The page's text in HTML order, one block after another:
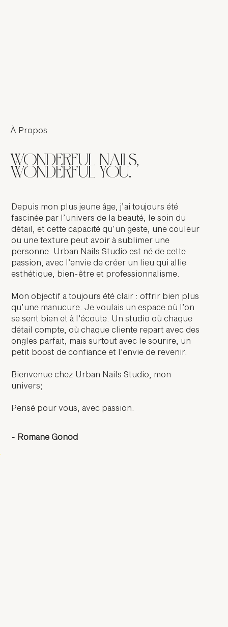
À Propos
WONDERFUL NAILS,
WONDERFUL YOU.
Depuis mon plus jeune âge, j’ai toujours été
fascinée par l’univers de la beauté, le soin du
détail, et cette capacité qu’un geste, une couleur
ou une texture peut avoir à sublimer une
personne. Urban Nails Studio est né de cette
passion, avec l’envie de créer un lieu qui allie
esthétique, bien-être et professionnalisme.
Mon objectif a toujours été clair : offrir bien plus
qu’une manucure. Je voulais un espace où l’on
se sent bien et à l'écoute. Un studio où chaque
détail compte, où chaque cliente repart avec des
ongles parfait, mais surtout avec le sourire, un
petit boost de confiance et l’envie de revenir.
Bienvenue chez Urban Nails Studio, mon
univers;
Pensé pour vous, avec passion.
- Romane Gonod